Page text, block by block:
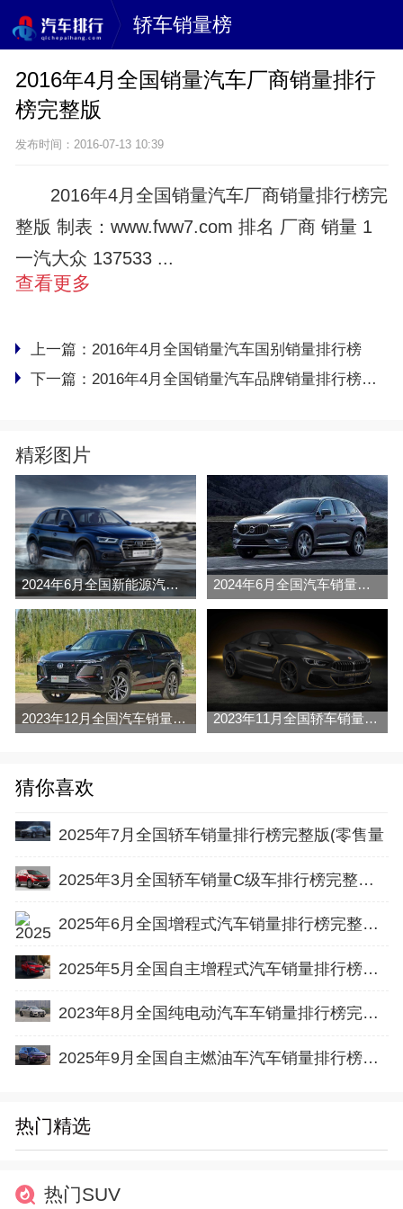
轿车销量榜
2016年4月全国销量汽车厂商销量排行
榜完整版
发布时间：2016-07-13 10:39
2016年4月全国销量汽车厂商销量排行榜完
整版 制表：www.fww7.com 排名 厂商 销量 1
一汽大众 137533 ...
查看更多
上一篇： 2016年4月全国销量汽车国别销量排行榜
下一篇： 2016年4月全国销量汽车品牌销量排行榜完整版
精彩图片
2024年6月全国新能源汽车销量排行榜完整版(零售量 2024年6月全国汽车销量排行榜完整版(零售量
2023年12月全国汽车销量排行榜完整版(零售量 2023年11月全国轿车销量排行榜完整版(零售量
猜你喜欢
2025年7月全国轿车销量排行榜完整版(零售量
2025年3月全国轿车销量C级车排行榜完整版(出口量
2025年6月全国增程式汽车销量排行榜完整版(零售量
2025年5月全国自主增程式汽车销量排行榜完整版(零售量
2023年8月全国纯电动汽车车销量排行榜完整版(批发量
2025年9月全国自主燃油车汽车销量排行榜完整版(零售量
热门精选
热门SUV